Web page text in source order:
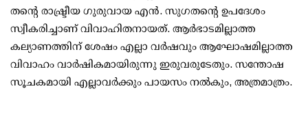
തന്റെ രാഷ്ട്രീയ ഗുരുവായ എന്‍. സുഗതന്റെ ഉപദേശം
സ്വീകരിച്ചാണ് വിവാഹിതനായത്. ആര്‍ഭാടമില്ലാത്ത
കല്യാണത്തിന് ശേഷം എല്ലാ വര്‍ഷവും ആഘോഷമില്ലാത്ത
വിവാഹം വാര്‍ഷികമായിരുന്നു ഇരുവരുടേതും. സന്തോഷ
സൂചകമായി എല്ലാവര്‍ക്കും പായസം നല്‍കും, അത്രമാത്രം.